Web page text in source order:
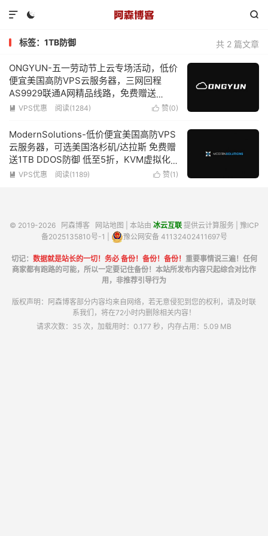
 

共 2 篇文章
标签：1TB防御
ONGYUN-五一劳动节上云专场活动，低价
便宜美国高防VPS云服务器，三网回程
AS9929联通A网精品线路，免费赠送
DDOS防御1TB，KVM虚拟化2核心2G内存
 赞(0)
 VPS优惠 阅读(1284)
ModernSolutions-低价便宜美国高防VPS
云服务器，可选美国洛杉矶/达拉斯 免费赠
送1TB DDOS防御 低至5折，KVM虚拟化1
核心1G内存1Gbps带宽仅需2.5美元/月
 赞(1 )
 VPS优惠 阅读(1189)
© 2019-2026 阿森博客 网站地图 | 本站由 冰云互联提供云计算服务 | 豫ICP
备2025135810号-1
豫公网安备 41132402411697号
切记： 数据就是站长的一切！务必 备份！备份！备份！ 重要事情说三遍！任何
商家都有跑路的可能，所以一定要记住备份！本站所发布内容只起综合对比作
用，非推荐引导行为
版权声明：阿森博客部分内容均来自网络，若无意侵犯到您的权利，请及时联
系我们，将在72小时内删除相关内容！
请求次数：35 次，加载用时：0.177 秒，内存占用：5.09 MB